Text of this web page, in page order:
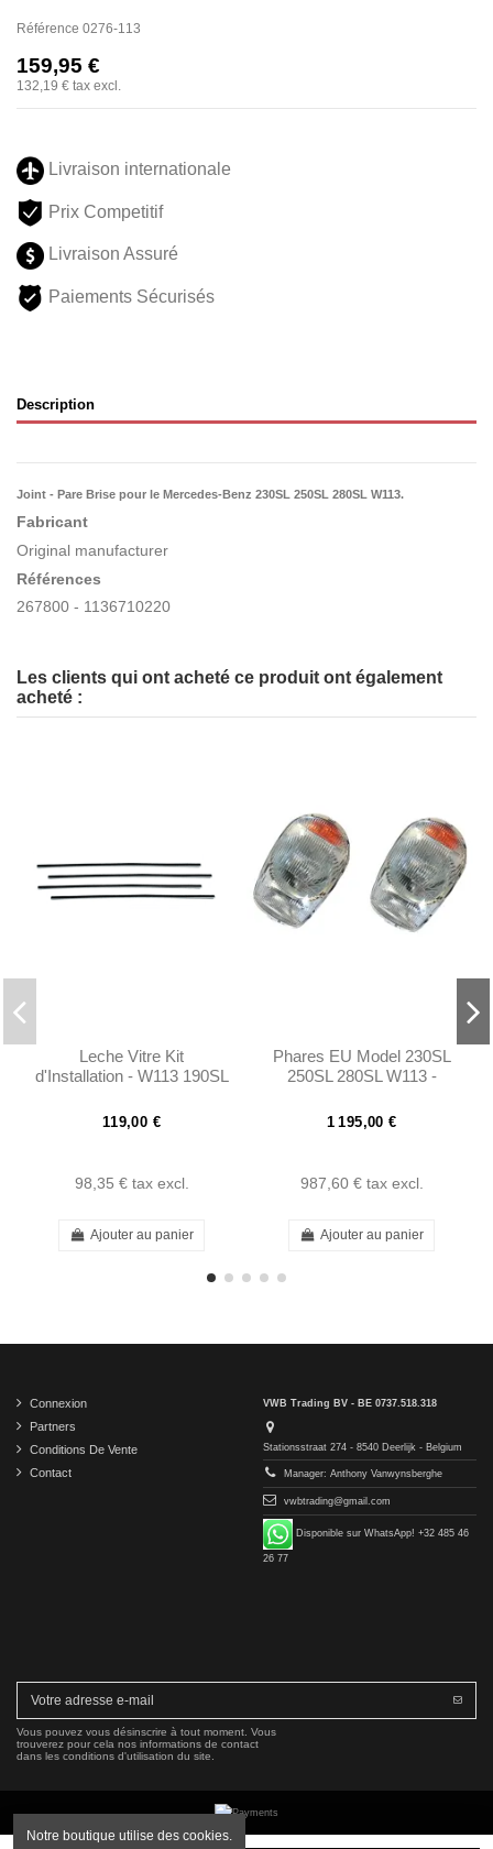
Référence 0276-113
159,95 €
132,19 € tax excl.
Livraison internationale
Prix Competitif
Livraison Assuré
Paiements Sécurisés
Description
Joint - Pare Brise pour le Mercedes-Benz 230SL 250SL 280SL W113.
Fabricant
Original manufacturer
Références
267800 - 1136710220
Les clients qui ont acheté ce produit ont également
acheté :
Leche Vitre Kit
d'Installation - W113 190SL
119,00 €
98,35 € tax excl.
Ajouter au panier
Phares EU Model 230SL
250SL 280SL W113 -
1 195,00 €
987,60 € tax excl.
Ajouter au panier
Connexion
Partners
Conditions De Vente
Contact
VWB Trading BV - BE 0737.518.318
Stationsstraat 274 - 8540 Deerlijk - Belgium
Manager: Anthony Vanwynsberghe
vwbtrading@gmail.com
Disponible sur WhatsApp! +32 485 46
26 77
Vous pouvez vous désinscrire à tout moment. Vous
trouverez pour cela nos informations de contact
dans les conditions d'utilisation du site.
Copyright © 2016-2026 VWB Trading BV. All rights reserved.
Notre boutique utilise des cookies.